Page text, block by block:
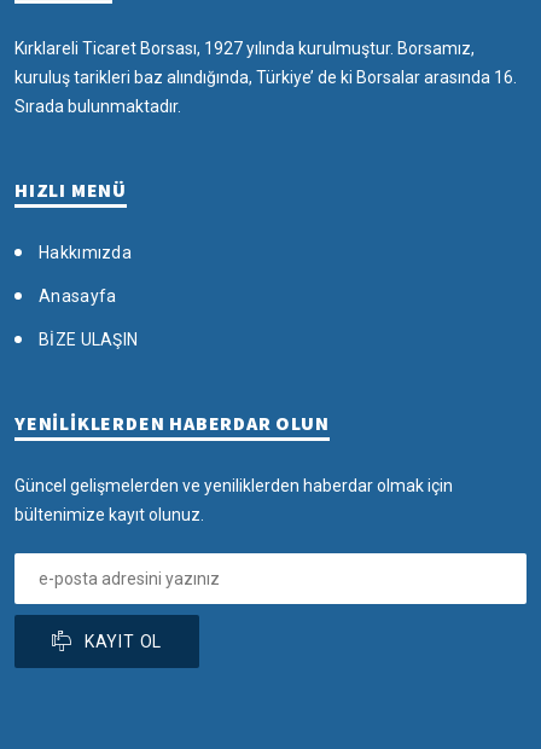
Kırklareli Ticaret Borsası, 1927 yılında kurulmuştur. Borsamız,
kuruluş tarikleri baz alındığında, Türkiye’ de ki Borsalar arasında 16.
Sırada bulunmaktadır.
HIZLI MENÜ
Hakkımızda
Anasayfa
BİZE ULAŞIN
YENİLİKLERDEN HABERDAR OLUN
Güncel gelişmelerden ve yeniliklerden haberdar olmak için
bültenimize kayıt olunuz.
KAYIT OL